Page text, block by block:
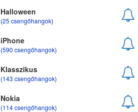
Halloween
(25 csengőhangok)
iPhone
(590 csengőhangok)
Klasszikus
(143 csengőhangok)
Nokia
(114 csengőhangok)